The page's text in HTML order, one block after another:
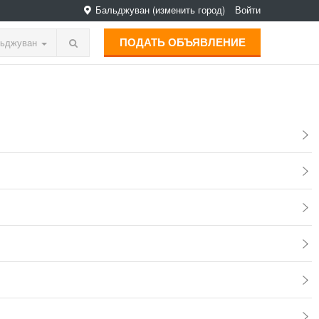
Бальджуван (изменить город) Войти
ПОДАТЬ ОБЪЯВЛЕНИЕ